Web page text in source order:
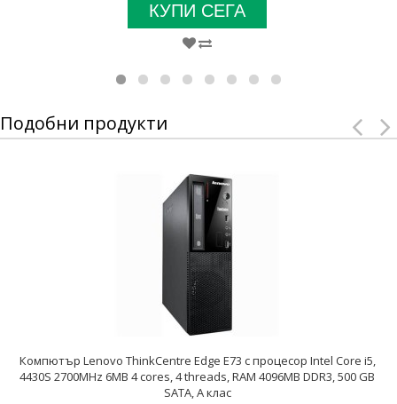
КУПИ СЕГА
Подобни продукти
Компютър Lenovo ThinkCentre Edge E73 с процесор Intel Core i5,
4430S 2700MHz 6MB 4 cores, 4 threads, RAM 4096MB DDR3, 500 GB
SATA, А клас